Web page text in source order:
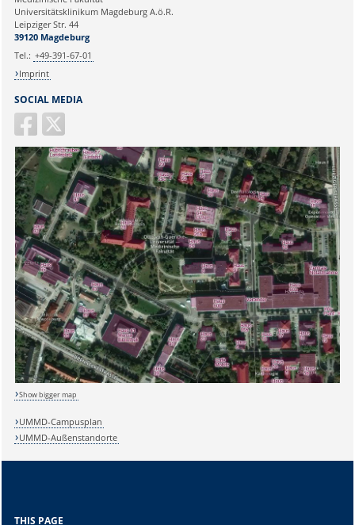
Ihr Anliegen:
SOCIAL MEDIA
Universitätsklinikum Magdeburg A.ö.R.
Leipziger Str. 44
39120 Magdeburg
Tel.: +49-391-67-01
Imprint
Show bigger map
UMMD-Campusplan
UMMD-Außenstandorte
THIS PAGE